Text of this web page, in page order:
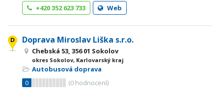
+420 352 623 733
Web
Doprava Miroslav Liška s.r.o.
Chebská 53, 356 01 Sokolov
okres Sokolov, Karlovarský kraj
Autobusová doprava
0
(0 hodnocení)